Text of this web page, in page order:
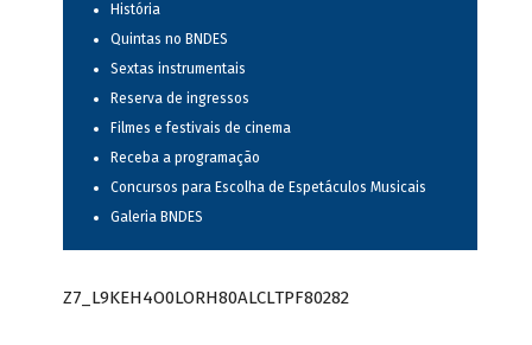
História
Quintas no BNDES
Sextas instrumentais
Reserva de ingressos
Filmes e festivais de cinema
Receba a programação
Concursos para Escolha de Espetáculos Musicais
Galeria BNDES
Z7_L9KEH4O0LORH80ALCLTPF80282